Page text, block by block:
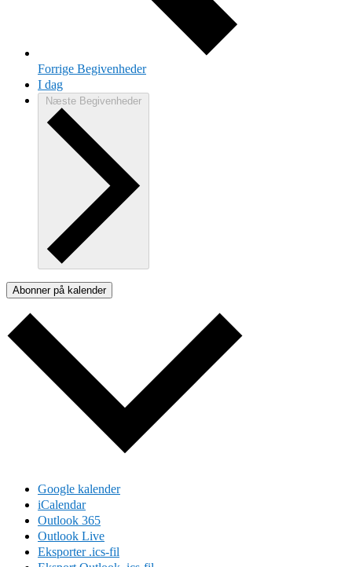
Forrige Begivenheder
I dag
Næste Begivenheder
Abonner på kalender
Google kalender
iCalendar
Outlook 365
Outlook Live
Eksporter .ics-fil